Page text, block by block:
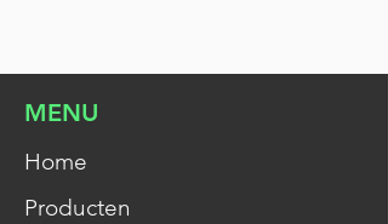
MENU
Home
Producten